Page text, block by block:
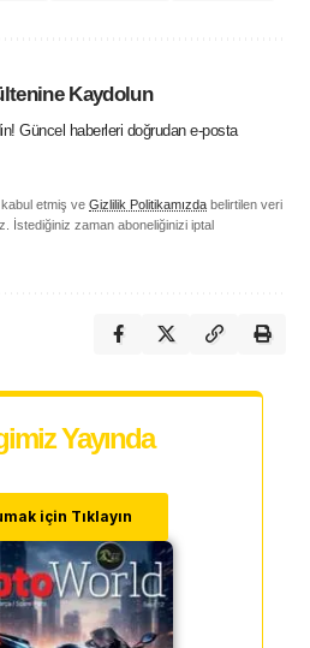
Kaydolun
Güncel haberleri doğrudan e-posta
kabul etmiş ve Gizlilik Politikamızda belirtilen veri
İstediğiniz zaman aboneliğinizi iptal
Yayında
için Tıklayın